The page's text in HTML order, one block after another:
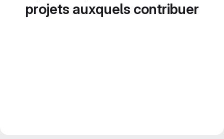
projets auxquels contribuer